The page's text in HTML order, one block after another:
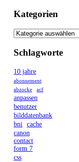
Kategorien
Schlagworte
10 jahre
abonnement
abzocke
acf
anpassen
benutzer
bilddatenbank
bni cache
canon
contact
form 7
css